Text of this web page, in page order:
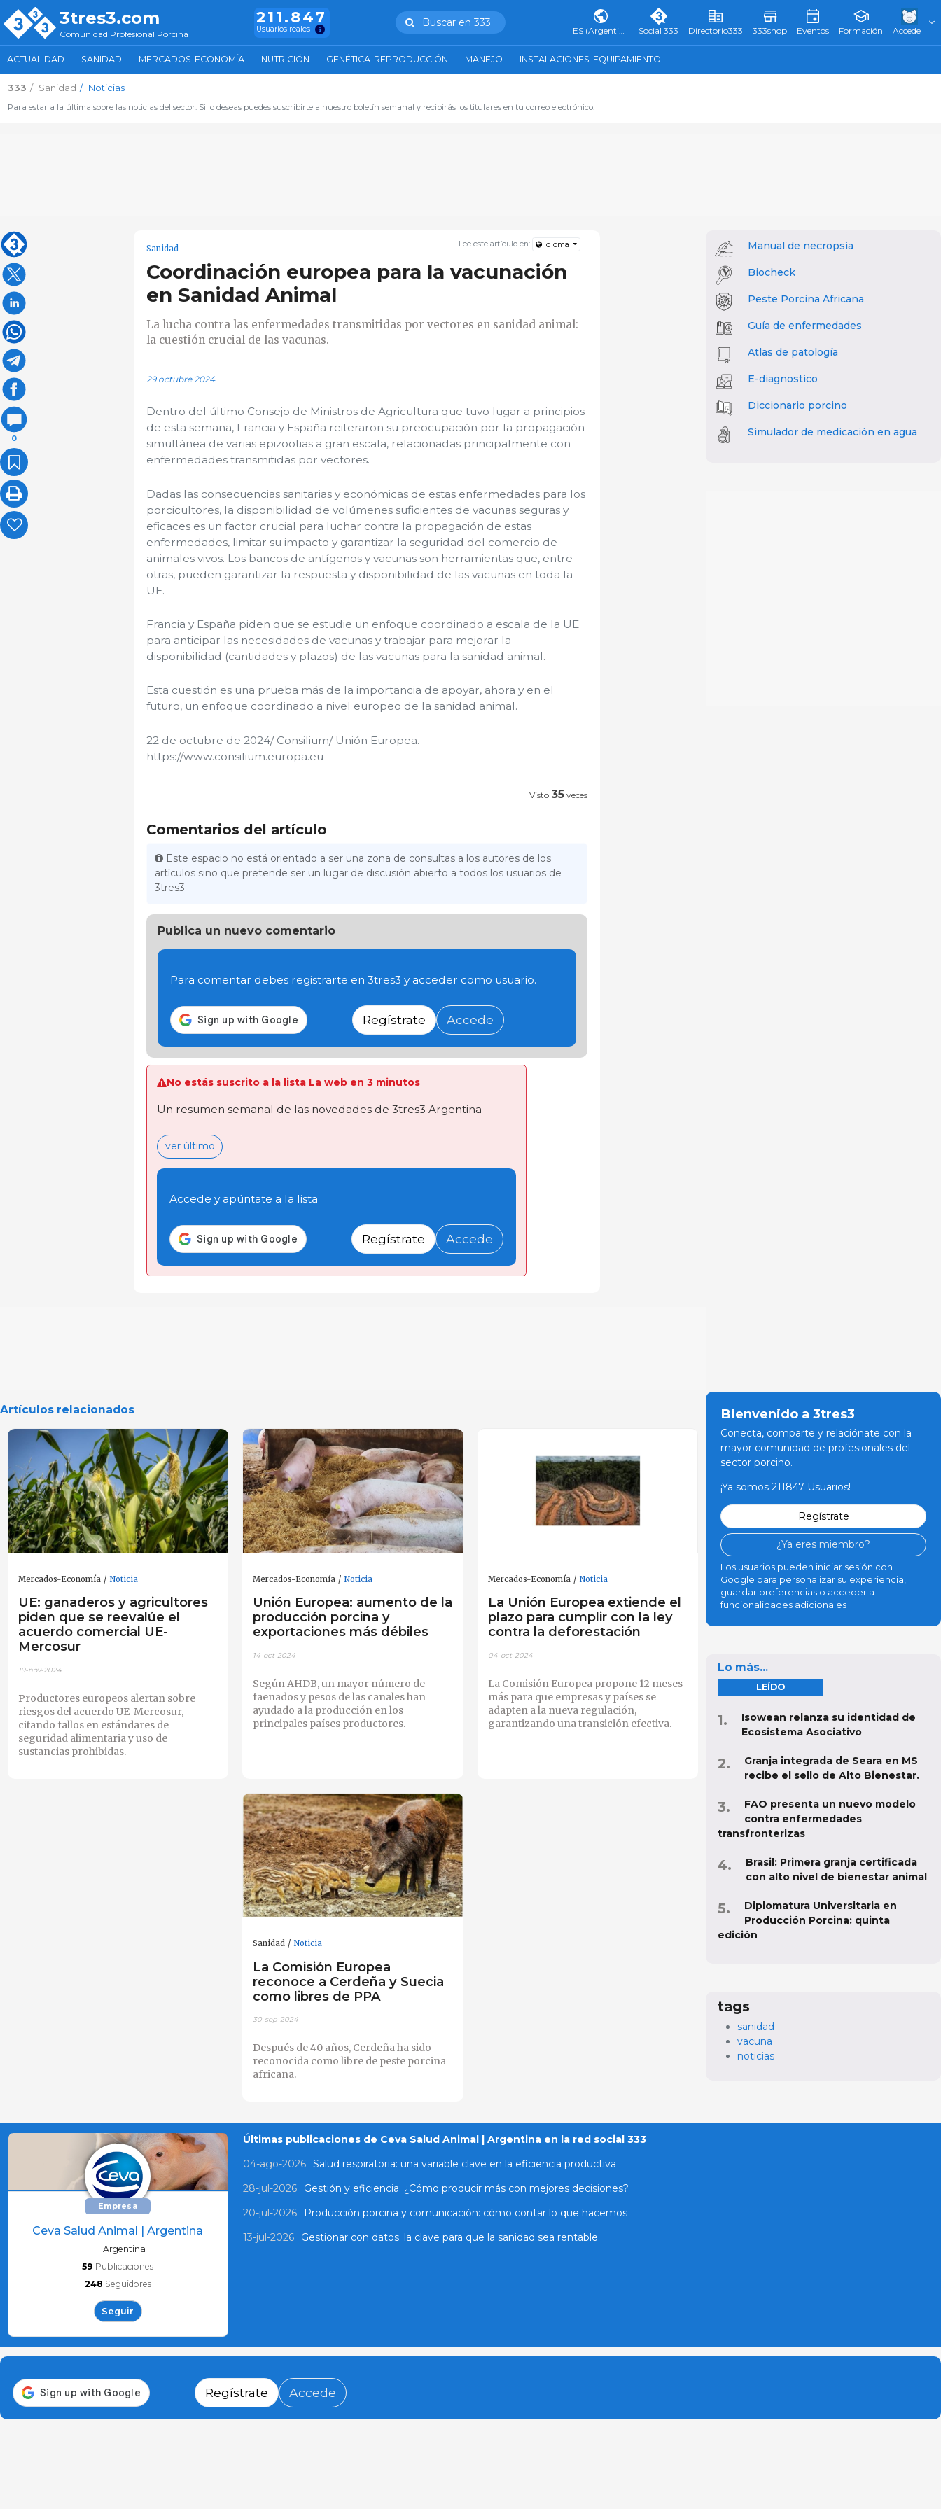
3tres3.com
Comunidad Profesional Porcina
211.847
Usuarios reales
Buscar en 333
ES (Argentina) Social 333 Directorio333 333shop Eventos Formación Accede
ACTUALIDAD SANIDAD MERCADOS-ECONOMÍA NUTRICIÓN GENÉTICA-REPRODUCCIÓN MANEJO INSTALACIONES-EQUIPAMIENTO
333 Sanidad Noticias
Para estar a la última sobre las noticias del sector. Si lo deseas puedes suscribirte a nuestro boletín semanal y recibirás los titulares en tu correo electrónico.
0
Lee este artículo en: Idioma
Sanidad
Coordinación europea para la vacunación
en Sanidad Animal
La lucha contra las enfermedades transmitidas por vectores en sanidad animal:
la cuestión crucial de las vacunas.
29 octubre 2024
Dentro del último Consejo de Ministros de Agricultura que tuvo lugar a principios
de esta semana, Francia y España reiteraron su preocupación por la propagación
simultánea de varias epizootias a gran escala, relacionadas principalmente con
enfermedades transmitidas por vectores.
Dadas las consecuencias sanitarias y económicas de estas enfermedades para los
porcicultores, la disponibilidad de volúmenes suficientes de vacunas seguras y
eficaces es un factor crucial para luchar contra la propagación de estas
enfermedades, limitar su impacto y garantizar la seguridad del comercio de
animales vivos. Los bancos de antígenos y vacunas son herramientas que, entre
otras, pueden garantizar la respuesta y disponibilidad de las vacunas en toda la
UE.
Francia y España piden que se estudie un enfoque coordinado a escala de la UE
para anticipar las necesidades de vacunas y trabajar para mejorar la
disponibilidad (cantidades y plazos) de las vacunas para la sanidad animal.
Esta cuestión es una prueba más de la importancia de apoyar, ahora y en el
futuro, un enfoque coordinado a nivel europeo de la sanidad animal.
22 de octubre de 2024/ Consilium/ Unión Europea.
https://www.consilium.europa.eu
Visto 35 veces
Comentarios del artículo
Este espacio no está orientado a ser una zona de consultas a los autores de los
artículos sino que pretende ser un lugar de discusión abierto a todos los usuarios de
3tres3
Publica un nuevo comentario
Para comentar debes registrarte en 3tres3 y acceder como usuario.
Regístrate Accede
No estás suscrito a la lista La web en 3 minutos
Un resumen semanal de las novedades de 3tres3 Argentina
ver último
Accede y apúntate a la lista
Regístrate Accede
Artículos relacionados
Mercados-Economía Noticia
UE: ganaderos y agricultores
piden que se reevalúe el
acuerdo comercial UE-
Mercosur
19-nov-2024
Productores europeos alertan sobre
riesgos del acuerdo UE-Mercosur,
citando fallos en estándares de
seguridad alimentaria y uso de
sustancias prohibidas.
Mercados-Economía Noticia
Unión Europea: aumento de la
producción porcina y
exportaciones más débiles
14-oct-2024
Según AHDB, un mayor número de
faenados y pesos de las canales han
ayudado a la producción en los
principales países productores.
Mercados-Economía Noticia
La Unión Europea extiende el
plazo para cumplir con la ley
contra la deforestación
04-oct-2024
La Comisión Europea propone 12 meses
más para que empresas y países se
adapten a la nueva regulación,
garantizando una transición efectiva.
Sanidad Noticia
La Comisión Europea
reconoce a Cerdeña y Suecia
como libres de PPA
30-sep-2024
Después de 40 años, Cerdeña ha sido
reconocida como libre de peste porcina
africana.
Manual de necropsia
Biocheck
Peste Porcina Africana
Guía de enfermedades
Atlas de patología
E-diagnostico
Diccionario porcino
Simulador de medicación en agua
Bienvenido a 3tres3
Conecta, comparte y relaciónate con la
mayor comunidad de profesionales del
sector porcino.
¡Ya somos 211847 Usuarios!
Regístrate
¿Ya eres miembro?
Los usuarios pueden iniciar sesión con
Google para personalizar su experiencia,
guardar preferencias o acceder a
funcionalidades adicionales
Lo más...
LEÍDO
Isowean relanza su identidad de
Ecosistema Asociativo
Granja integrada de Seara en MS
recibe el sello de Alto Bienestar.
FAO presenta un nuevo modelo
contra enfermedades
transfronterizas
Brasil: Primera granja certificada
con alto nivel de bienestar animal
Diplomatura Universitaria en
Producción Porcina: quinta
edición
tags
sanidad
vacuna
noticias
Empresa
Ceva Salud Animal | Argentina
Argentina
59 Publicaciones
248 Seguidores
Seguir
Últimas publicaciones de Ceva Salud Animal | Argentina en la red social 333
04-ago-2026 Salud respiratoria: una variable clave en la eficiencia productiva
28-jul-2026
Gestión y eficiencia: ¿Cómo producir más con mejores decisiones?
20-jul-2026
Producción porcina y comunicación: cómo contar lo que hacemos
13-jul-2026
Gestionar con datos: la clave para que la sanidad sea rentable
Regístrate Accede